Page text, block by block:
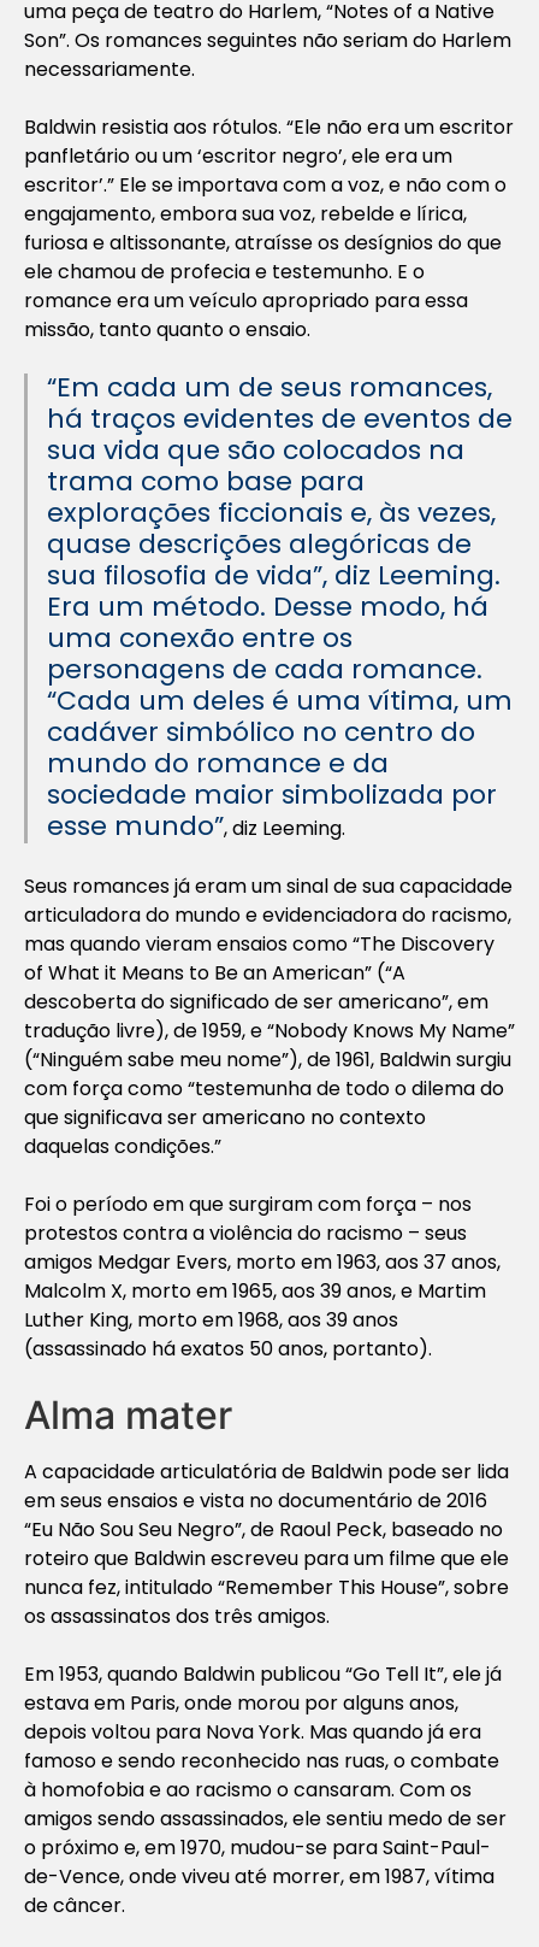
uma peça de teatro do Harlem, “Notes of a Native
Son”. Os romances seguintes não seriam do Harlem
necessariamente.
Baldwin resistia aos rótulos. “Ele não era um escritor
panfletário ou um ‘escritor negro’, ele era um
escritor’.” Ele se importava com a voz, e não com o
engajamento, embora sua voz, rebelde e lírica,
furiosa e altissonante, atraísse os desígnios do que
ele chamou de profecia e testemunho. E o
romance era um veículo apropriado para essa
missão, tanto quanto o ensaio.
“Em cada um de seus romances,
há traços evidentes de eventos de
sua vida que são colocados na
trama como base para
explorações ficcionais e, às vezes,
quase descrições alegóricas de
sua filosofia de vida”, diz Leeming.
Era um método. Desse modo, há
uma conexão entre os
personagens de cada romance.
“Cada um deles é uma vítima, um
cadáver simbólico no centro do
mundo do romance e da
sociedade maior simbolizada por
esse mundo”, diz Leeming.
Seus romances já eram um sinal de sua capacidade
articuladora do mundo e evidenciadora do racismo,
mas quando vieram ensaios como “The Discovery
of What it Means to Be an American” (“A
descoberta do significado de ser americano”, em
tradução livre), de 1959, e “Nobody Knows My Name”
(“Ninguém sabe meu nome”), de 1961, Baldwin surgiu
com força como “testemunha de todo o di­le­ma do
que significava ser americano no contexto
daquelas condições.”
Foi o período em que surgiram com força – nos
protestos contra a violência do ra­cismo – seus
amigos Me­dgar Evers, mor­to em 1963, aos 37 anos,
Mal­colm X, morto em 1965, aos 39 anos, e Mar­tim
Lu­ther King, morto em 1968, aos 39 anos
(assassinado há exatos 50 anos, portanto).
Alma mater
A capacidade articulatória de Baldwin pode ser lida
em seus ensaios e vista no documentário de 2016
“Eu Não Sou Seu Negro”, de Raoul Peck, baseado no
roteiro que Baldwin escreveu para um filme que ele
nunca fez, intitulado “Remember This House”, sobre
os assassinatos dos três amigos.
Em 1953, quando Baldwin publicou “Go Tell It”, ele já
estava em Paris, onde morou por alguns anos,
depois voltou para Nova York. Mas quando já era
famoso e sendo reconhecido nas ruas, o combate
à homofobia e ao racismo o cansaram. Com os
amigos sendo assassinados, ele sentiu medo de ser
o próximo e, em 1970, mudou-se para Saint-Paul-
de-Vence, onde viveu até morrer, em 1987, vítima
de câncer.